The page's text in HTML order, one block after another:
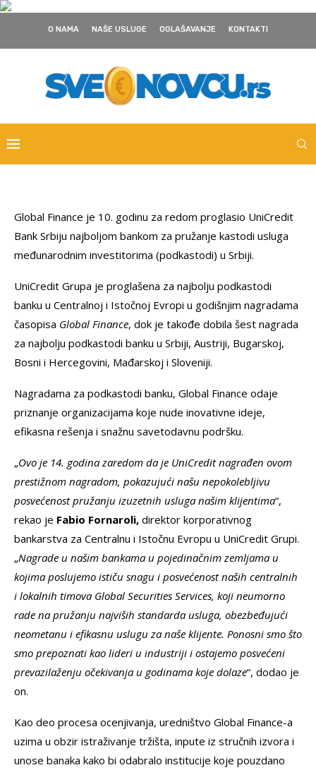
O NAMA NAŠE USLUGE OGLAŠAVANJE KONTAKTI
Global Finance je 10. godinu za redom proglasio UniCredit
Bank Srbiju najboljom bankom za pružanje kastodi usluga
međunarodnim investitorima (podkastodi) u Srbiji.
UniCredit Grupa je proglašena za najbolju podkastodi
banku u Centralnoj i Istočnoj Evropi u godišnjim nagradama
časopisa Global Finance, dok je takođe dobila šest nagrada
za najbolju podkastodi banku u Srbiji, Austriji, Bugarskoj,
Bosni i Hercegovini, Mađarskoj i Sloveniji.
Nagradama za podkastodi banku, Global Finance odaje
priznanje organizacijama koje nude inovativne ideje,
efikasna rešenja i snažnu savetodavnu podršku.
„Ovo je 14. godina zaredom da je UniCredit nagrađen ovom
prestižnom nagradom, pokazujući našu nepokolebljivu
posvećenost pružanju izuzetnih usluga našim klijentima“,
rekao je Fabio Fornaroli, direktor korporativnog
bankarstva za Centralnu i Istočnu Evropu u UniCredit Grupi.
„Nagrade u našim bankama u pojedinačnim zemljama u
kojima poslujemo ističu snagu i posvećenost naših centralnih
i lokalnih timova Global Securities Services, koji neumorno
rade na pružanju najviših standarda usluga, obezbeđujući
neometanu i efikasnu uslugu za naše klijente. Ponosni smo što
smo prepoznati kao lideri u industriji i ostajemo posvećeni
prevazilaženju očekivanja u godinama koje dolaze“, dodao je
on.
Kao deo procesa ocenjivanja, uredništvo Global Finance-a
uzima u obzir istraživanje tržišta, inpute iz stručnih izvora i
unose banaka kako bi odabralo institucije koje pouzdano